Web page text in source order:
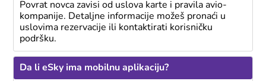
Povrat novca zavisi od uslova karte i pravila avio-
kompanije. Detaljne informacije možeš pronaći u
uslovima rezervacije ili kontaktirati korisničku
podršku.
Da li eSky ima mobilnu aplikaciju?